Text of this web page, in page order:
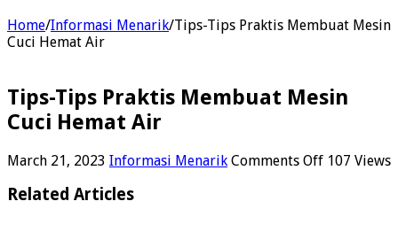
Home/Informasi Menarik/Tips-Tips Praktis Membuat Mesin
Cuci Hemat Air
Tips-Tips Praktis Membuat Mesin
Cuci Hemat Air
March 21, 2023 Informasi Menarik Comments Offon107 Views
Related Articles